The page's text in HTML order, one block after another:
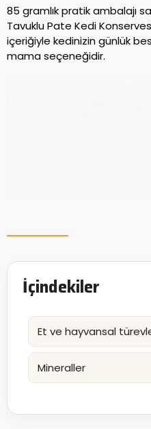
85 gramlık pratik ambalajı
Tavuklu Pate Kedi
içeriğiyle kedinizin günlük
mama seçeneğidir.
İçindekiler
Et ve hayvansal
Mineraller